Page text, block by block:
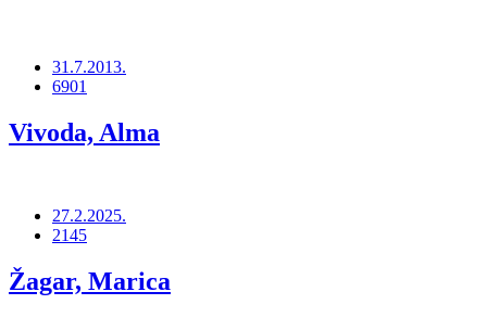
31.7.2013.
6901
Vivoda, Alma
27.2.2025.
2145
Žagar, Marica